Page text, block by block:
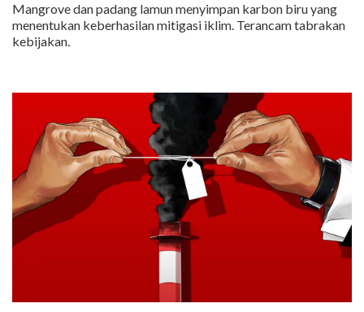
Mangrove dan padang lamun menyimpan karbon biru yang
menentukan keberhasilan mitigasi iklim. Terancam tabrakan
kebijakan.